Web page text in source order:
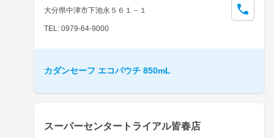
大分県中津市下池永５６１－１
TEL: 0979-64-9000
カダンセーフ エコパウチ 850mL
スーパーセンタートライアル皆春店